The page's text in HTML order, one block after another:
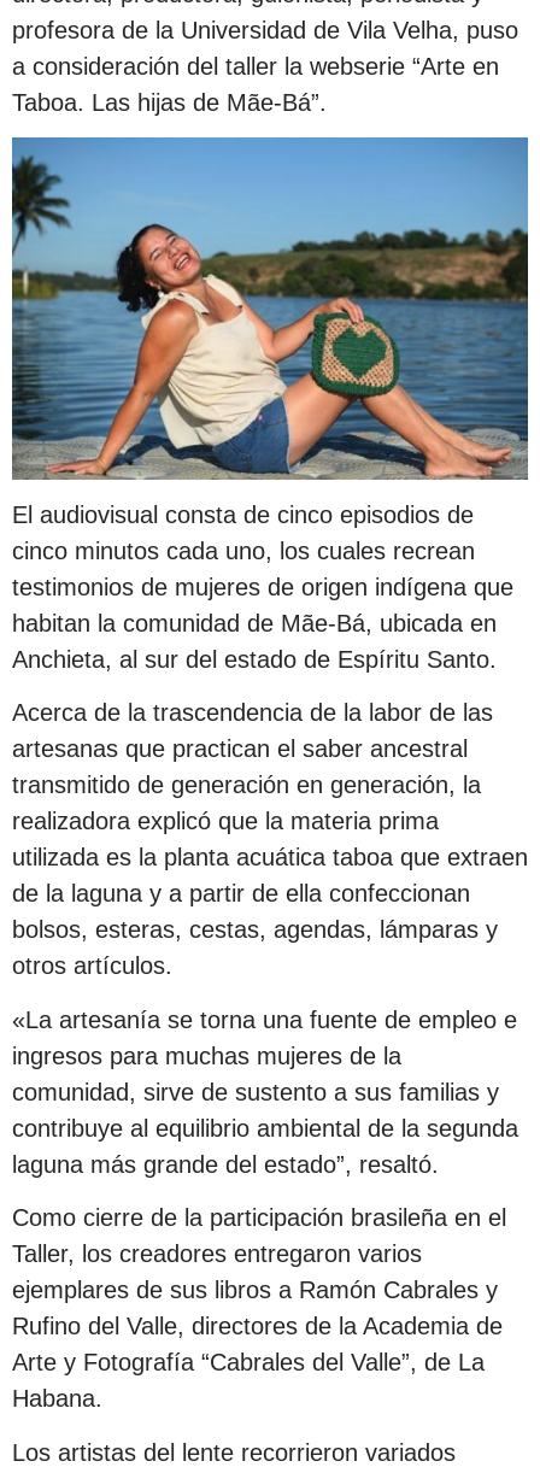
profesora de la Universidad de Vila Velha, puso
a consideración del taller la webserie “Arte en
Taboa. Las hijas de Mãe-Bá”.
El audiovisual consta de cinco episodios de
cinco minutos cada uno, los cuales recrean
testimonios de mujeres de origen indígena que
habitan la comunidad de Mãe-Bá, ubicada en
Anchieta, al sur del estado de Espíritu Santo.
Acerca de la trascendencia de la labor de las
artesanas que practican el saber ancestral
transmitido de generación en generación, la
realizadora explicó que la materia prima
utilizada es la planta acuática taboa que extraen
de la laguna y a partir de ella confeccionan
bolsos, esteras, cestas, agendas, lámparas y
otros artículos.
«La artesanía se torna una fuente de empleo e
ingresos para muchas mujeres de la
comunidad, sirve de sustento a sus familias y
contribuye al equilibrio ambiental de la segunda
laguna más grande del estado”, resaltó.
Como cierre de la participación brasileña en el
Taller, los creadores entregaron varios
ejemplares de sus libros a Ramón Cabrales y
Rufino del Valle, directores de la Academia de
Arte y Fotografía “Cabrales del Valle”, de La
Habana.
Los artistas del lente recorrieron variados